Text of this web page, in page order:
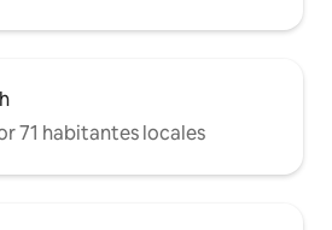
71 habitantes locales